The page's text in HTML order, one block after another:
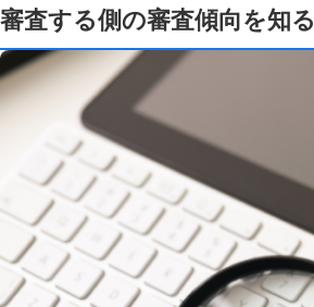
審査する側の審査傾向を知る